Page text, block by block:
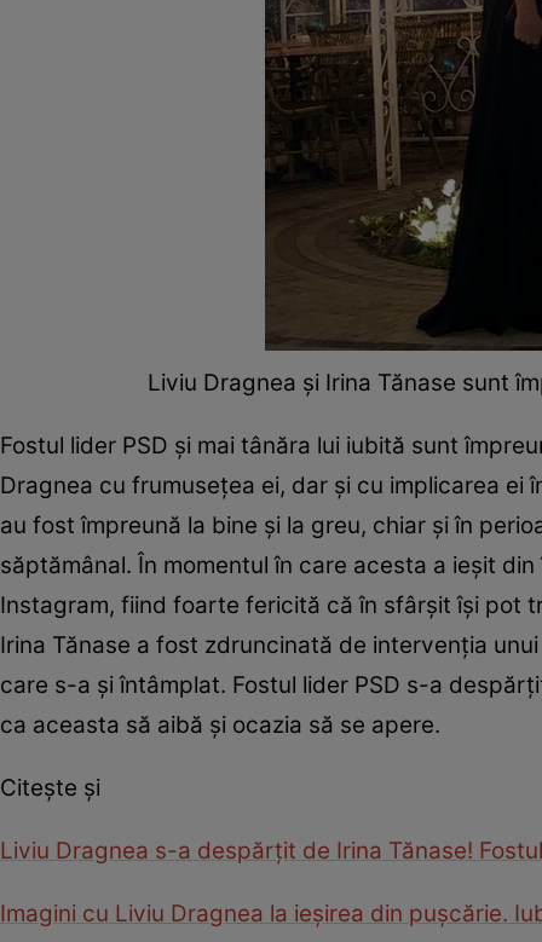
Liviu Dragnea și Irina Tănase sunt
Fostul lider PSD și mai tânăra lui iubită sunt
Dragnea cu frumusețea ei, dar și cu implicarea ei
au fost împreună la bine și la greu, chiar și în
săptămânal. În momentul în care acesta a ieșit
Instagram, fiind foarte fericită că în sfârșit își pot
Irina Tănase a fost zdruncinată de intervenția
care s-a și întâmplat. Fostul lider PSD s-a
ca aceasta să aibă și ocazia să se apere.
Citește și
Liviu Dragnea s-a despărțit de Irina Tănase!
Imagini cu Liviu Dragnea la ieșirea din pușcărie.